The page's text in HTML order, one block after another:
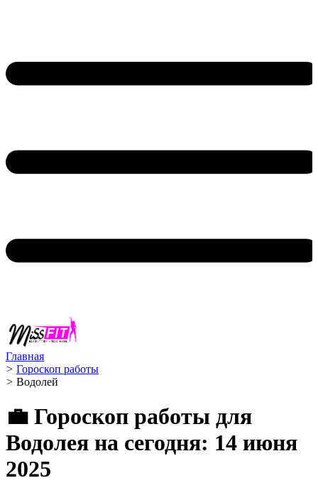
Главная
> Гороскоп работы
> Водолей ️
💼 Гороскоп работы для
Водолея на сегодня: 14 июня
2025